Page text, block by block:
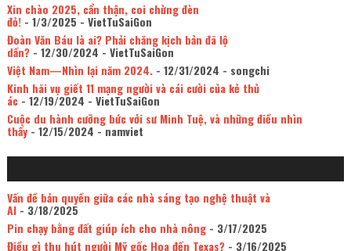
Xin chào 2025, cẩn thận, coi chừng đèn
đỏ!- 1/3/2025 - VietTuSaiGon
Đoàn Văn Báu là ai? Phải chăng kịch bản đã lộ
dần?- 12/30/2024 - VietTuSaiGon
Việt Nam—Nhìn lại năm 2024.- 12/31/2024 - songchi
Kinh hãi vụ giết 11 mạng người và cái cười của kẻ thủ
ác- 12/19/2024 - VietTuSaiGon
Cuộc du hành cưỡng bức với sư Minh Tuệ, và những điều nhìn
thấy- 12/15/2024 - namviet
Vấn đề bản quyền giữa các nhà sáng tạo nghệ thuật và
AI- 3/18/2025
Pin chạy bằng đất giúp ích cho nhà nông- 3/17/2025
Điều gì thu hút người Mỹ gốc Hoa đến Texas?- 3/16/2025